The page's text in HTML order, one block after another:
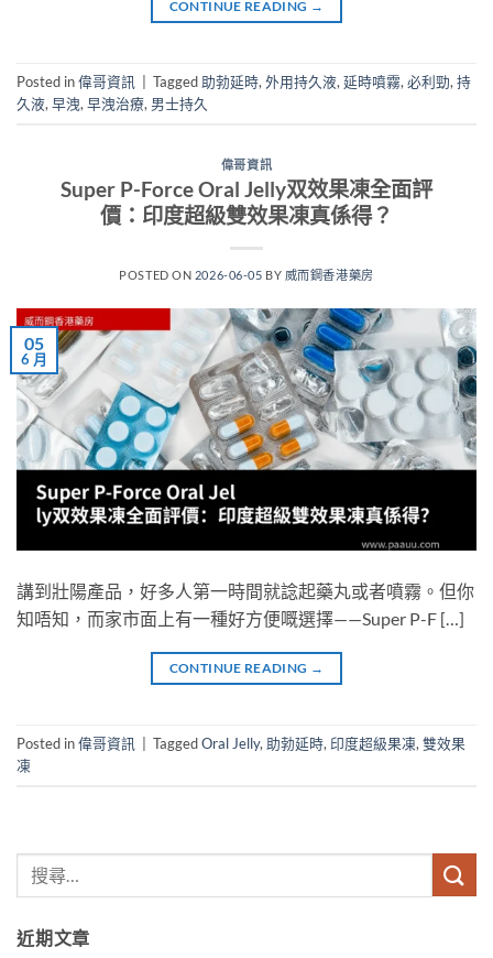
CONTINUE READING →
Posted in偉哥資訊 Tagged 助勃延時, 外用持久液, 延時噴霧, 必利勁, 持
久液, 早洩, 早洩治療, 男士持久
偉哥資訊
Super P-Force Oral Jelly双效果凍全面評
價：印度超級雙效果凍真係得？
POSTED ON 2026-06-05 BY 威而鋼香港藥房
05
6 月
講到壯陽產品，好多人第一時間就諗起藥丸或者噴霧。但你
知唔知，而家市面上有一種好方便嘅選擇——Super P-F […]
CONTINUE READING →
Posted in偉哥資訊 TaggedOral Jelly, 助勃延時, 印度超級果凍, 雙效果
凍
近期文章